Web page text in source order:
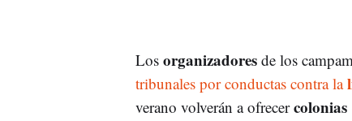
Los organizadoresde los
tribunales por conductas contra la
verano volverán a ofrecercolonias